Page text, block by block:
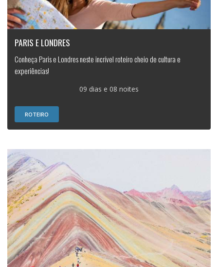
PARIS E LONDRES
Conheça Paris e Londres neste incrível roteiro cheio de cultura e
experiências!
09 dias e 08 noites
ROTEIRO